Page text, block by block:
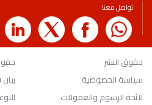
تواصل معنا
حقوق النشر
سياسة الخصوصية
لائحة الرسوم والعمولات